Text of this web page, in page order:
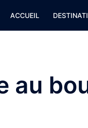
ACCUEIL
au